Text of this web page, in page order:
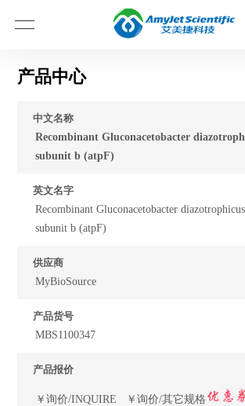
产品中心
中文名称
Recombinant Gluconacetobacter
subunit b (atpF)
英文名字
Recombinant Gluconacetobacter
subunit b (atpF)
供应商
MyBioSource
产品货号
MBS1100347
产品报价
￥询价/INQUIRE ￥询价/其它规格